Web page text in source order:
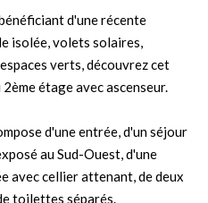
votre bien
vendus
d'une récente
isolée, volets solaires,
verts, découvrez cet
étage avec ascenseur.
d'une entrée, d'un séjour
au Sud-Ouest, d'une
avec cellier attenant, de deux
toilettes séparés.